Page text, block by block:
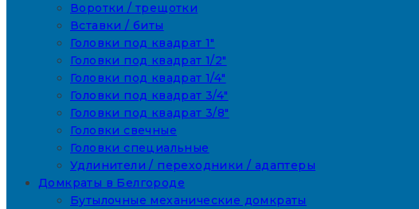
Воротки / трещотки
Вставки / биты
Головки под квадрат 1"
Головки под квадрат 1/2"
Головки под квадрат 1/4"
Головки под квадрат 3/4"
Головки под квадрат 3/8"
Головки свечные
Головки специальные
Удлинители / переходники / адаптеры
Домкраты в Белгороде
Бутылочные механические домкраты